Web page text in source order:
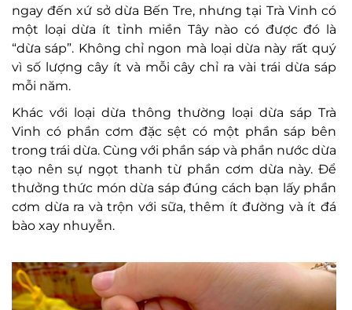
ngay đến xứ sở dừa Bến Tre, nhưng tại Trà Vinh có
một loại dừa ít tỉnh miền Tây nào có được đó là
“dừa sáp”. Không chỉ ngon mà loại dừa này rất quý
vì số lượng cây ít và mỗi cây chỉ ra vài trái dừa sáp
mỗi năm.
Khác với loại dừa thông thường loại dừa sáp Trà
Vinh có phần cơm đặc sệt có một phần sáp bên
trong trái dừa. Cùng với phần sáp và phần nước dừa
tạo nên sự ngọt thanh từ phần cơm dừa này. Để
thưởng thức món dừa sáp đúng cách bạn lấy phần
cơm dừa ra và trộn với sữa, thêm ít đường và ít đá
bào xay nhuyễn.